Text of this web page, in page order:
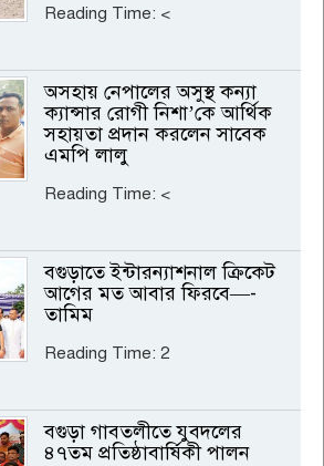
Reading Time: <
অসহায় নেপালের অসুস্থ কন্যা
ক্যান্সার রোগী নিশা’কে আর্থিক
সহায়তা প্রদান করলেন সাবেক
এমপি লালু
Reading Time: <
বগুড়াতে ইন্টারন্যাশনাল ক্রিকেট
আগের মত আবার ফিরবে—-
তামিম
Reading Time:2
বগুড়া গাবতলীতে যুবদলের
৪৭তম প্রতিষ্ঠাবার্ষিকী পালন